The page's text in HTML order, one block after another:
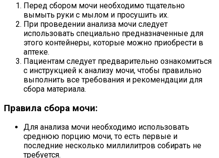
Перед сбором мочи необходимо тщательно
вымыть руки с мылом и просушить их.
При проведении анализа мочи следует
использовать специально предназначенные для
этого контейнеры, которые можно приобрести в
аптеке.
Пациентам следует предварительно ознакомиться
с инструкцией к анализу мочи, чтобы правильно
выполнить все требования и рекомендации для
сбора материала.
Правила сбора мочи:
Для анализа мочи необходимо использовать
среднюю порцию мочи, то есть первые и
последние несколько миллилитров собирать не
требуется.